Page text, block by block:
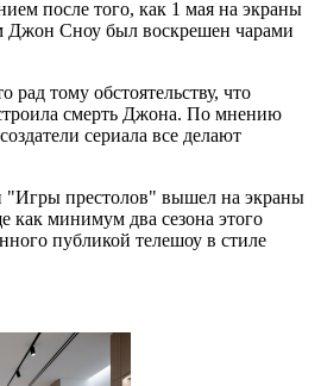
после того, как 1 мая на экраны
Джон Сноу был воскрешен чарами
рад тому обстоятельству, что
смерть Джона. По мнению
сериала все делают
"Игры престолов" вышел на экраны
как минимум два сезона этого
публикой телешоу в стиле